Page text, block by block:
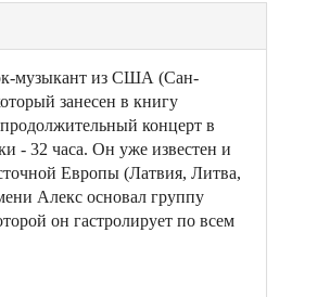
музыкант из США (Сан-
занесен в книгу
концерт в
- 32 часа. Он уже известен и
Европы (Латвия, Литва,
Алекс основал группу
он гастролирует по всем